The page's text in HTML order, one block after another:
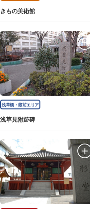
きもの美術館
浅草橋・蔵前エリア
浅草見附跡碑